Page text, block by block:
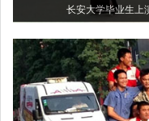
长安大学毕业生上